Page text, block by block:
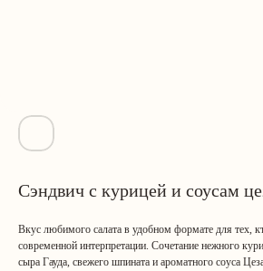
Сэндвич с курицей и соусам
Вкус любимого салата в удобном формате для тех,
современной интерпретации. Сочетание нежного
сыра Гауда, свежего шпината и ароматного соуса